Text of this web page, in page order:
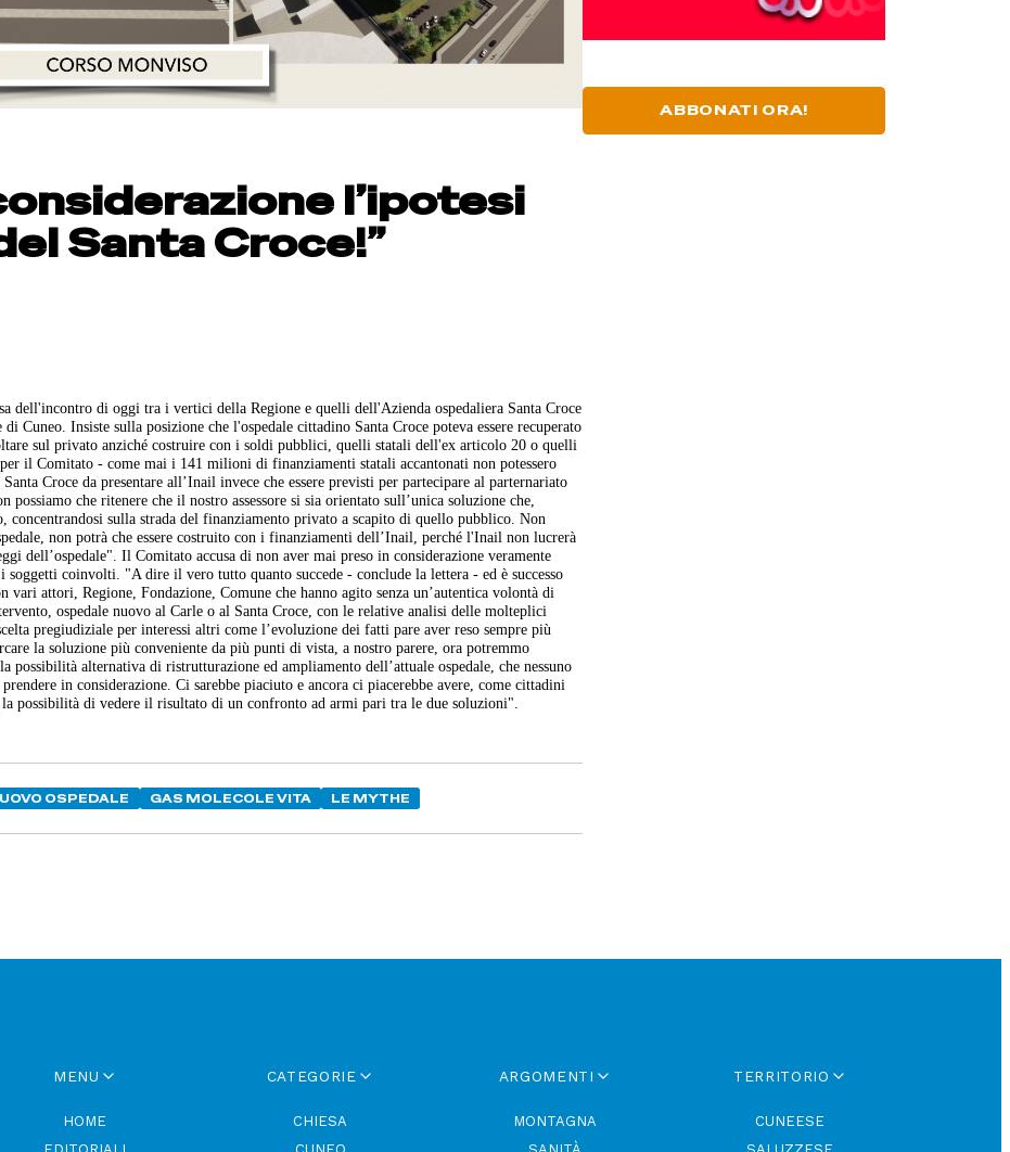
l’ipotesi
Santa Croce!”
dell'incontro di oggi tra i vertici della Regione e quelli dell'Azienda ospedaliera Santa Croce
Cuneo. Insiste sulla posizione che l'ospedale cittadino Santa Croce poteva essere recuperato
sul privato anziché costruire con i soldi pubblici, quelli statali dell'ex articolo 20 o quelli
il Comitato - come mai i 141 milioni di finanziamenti statali accantonati non potessero
Croce da presentare all’Inail invece che essere previsti per partecipare al parternariato
che ritenere che il nostro assessore si sia orientato sull’unica soluzione che,
concentrandosi sulla strada del finanziamento privato a scapito di quello pubblico. Non
non potrà che essere costruito con i finanziamenti dell’Inail, perché l'Inail non lucrerà
dell’ospedale". Il Comitato accusa di non aver mai preso in considerazione veramente
coinvolti. "A dire il vero tutto quanto succede - conclude la lettera - ed è successo
vari attori, Regione, Fondazione, Comune che hanno agito senza un’autentica volontà di
ospedale nuovo al Carle o al Santa Croce, con le relative analisi delle molteplici
pregiudiziale per interessi altri come l’evoluzione dei fatti pare aver reso sempre più
la soluzione più conveniente da più punti di vista, a nostro parere, ora potremmo
alternativa di ristrutturazione ed ampliamento dell’attuale ospedale, che nessuno
in considerazione. Ci sarebbe piaciuto e ancora ci piacerebbe avere, come cittadini
possibilità di vedere il risultato di un confronto ad armi pari tra le due soluzioni".
OSPEDALE GAS MOLECOLE VITA LE MYTHE
ABBONATI ORA!
MENU
HOME
CATEGORIE
CHIESA
ARGOMENTI
MONTAGNA
TERRITORIO
CUNEESE